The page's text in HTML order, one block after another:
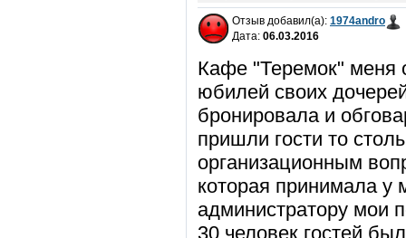
Отзыв добавил(а): 1974andro
Дата: 06.03.2016
Кафе "Теремок" меня
юбилей своих
бронировала и
пришли гости то
организационным
которая принимала
администратору мои
30 человек гостей